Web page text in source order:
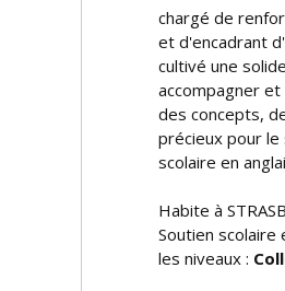
chargé de
et d'encadrant
cultivé une
accompagner
des concepts,
précieux pour le
scolaire en
Habite à
Soutien scolaire
les niveaux :